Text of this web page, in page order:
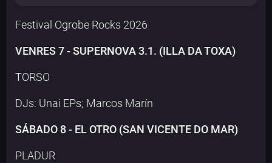
Festival Ogrobe Rocks 2026
VENRES 7 - SUPERNOVA 3.1. (ILLA DA TOXA)
TORSO
DJs: Unai EPs; Marcos Marín
SÁBADO 8 - EL OTRO (SAN VICENTE DO MAR)
PLADUR